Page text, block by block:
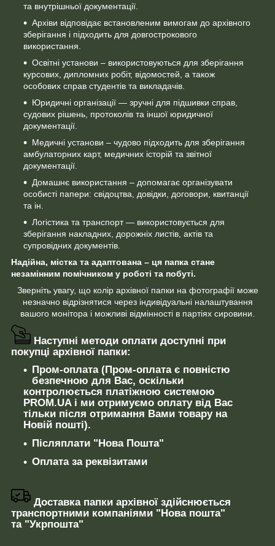
та внутрішньої документації.
Архіви відповідає встановленим вимогам до архівного
зберігання і підходить для довгострокового
використання.
Освітні установи – використовуються для зберігання
курсових, дипломних робіт, відомостей, а також
особових справ студентів та викладачів.
Юридичні організації — зручні для підшивки справ,
судових рішень, протоколів та іншої юридичної
документації.
Медичні установи – чудово підходить для зберігання
амбулаторних карт, медичних історій та звітної
документації.
Домашнє використання – допомагає організувати
особисті папери: свідоцтва, довідки, договори, квитанції
та ін.
Логістика та транспорт — використовується для
зберігання накладних, дорожніх листів, актів та
супровідних документів.
Надійна, містка та адаптована – ця папка стане
незамінним помічником у роботі та побуті.
Зверніть увагу, що колір архівної папки на фотографії може
незначно відрізнятися через індивідуальні налаштування
вашого монітора і можливі відмінності в партіях сировини.
Наступні методи оплати доступні при
покупці архівної папки:
Пром-оплата (Пром-оплата є повністю
безпечною для Вас, оскільки
контролюється платіжною системою
PROM.UA і ми отримуємо оплату від Вас
тільки після отримання Вами товару на
Новій пошті).
Післяплати "Нова Пошта"
Оплата за реквізитами
Доставка папки архівної здійснюється
транспортними компаніями "Нова пошта"
та "Укрпошта"